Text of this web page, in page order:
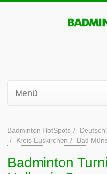
Menü
Badminton HotSpots
Kreis Euskirchen
Bad
Badminton